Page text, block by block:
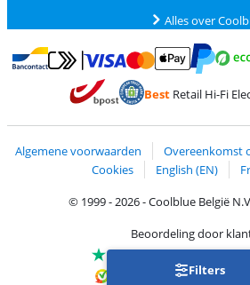
Filters
Alles over
Betalen met Bancontact
Betalen met MasterCard en Visa via
Betalen
BestRetail Hi-Fi
Algemene voorwaarden Overeenkomst
Cookies
English (EN)
© 1999 - 2026 - Coolblue België
Beoordeling door
Trustpilot 4/5-75.112
Kiyoh 9.1/10-68.700